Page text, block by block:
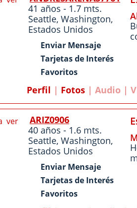
41 años - 1.7 mts.
Seattle, Washington,
Estados Unidos
Enviar Mensaje
Tarjetas de Interés
Favoritos
Perfil | Fotos | Audio |
ARIZ0906
40 años - 1.6 mts.
Seattle, Washington,
Estados Unidos
Enviar Mensaje
Tarjetas de Interés
Favoritos